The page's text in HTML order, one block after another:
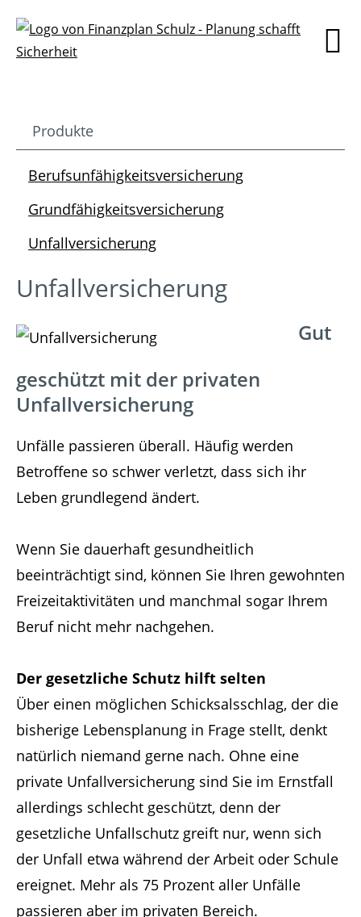
Produkte
Berufsunfähigkeitsversicherung
Grundfähigkeitsversicherung
Unfallversicherung
Unfallversicherung
Gut
geschützt mit der privaten
Unfallversicherung
Unfälle passieren überall. Häufig werden
Betroffene so schwer verletzt, dass sich ihr
Leben grundlegend ändert.
Wenn Sie dauerhaft gesundheitlich
beeinträchtigt sind, können Sie Ihren gewohnten
Freizeitaktivitäten und manchmal sogar Ihrem
Beruf nicht mehr nachgehen.
Der gesetzliche Schutz hilft selten
Über einen möglichen Schicksalsschlag, der die
bisherige Lebensplanung in Frage stellt, denkt
natürlich niemand gerne nach. Ohne eine
private Unfallversicherung sind Sie im Ernstfall
allerdings schlecht geschützt, denn der
gesetzliche Unfallschutz greift nur, wenn sich
der Unfall etwa während der Arbeit oder Schule
ereignet. Mehr als 75 Prozent aller Unfälle
passieren aber im privaten Bereich.